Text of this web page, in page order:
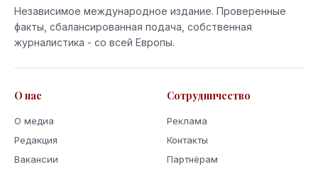
Независимое международное издание. Проверенные
факты, сбалансированная подача, собственная
журналистика - со всей Европы.
О нас
О медиа
Редакция
Вакансии
Сотрудничество
Реклама
Контакты
Партнёрам